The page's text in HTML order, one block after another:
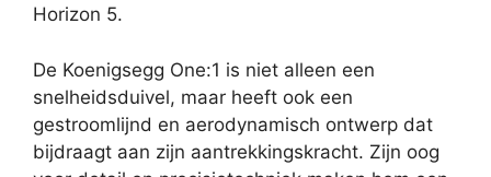
Horizon 5.
De Koenigsegg One:1 is niet alleen een
snelheidsduivel, maar heeft ook een
gestroomlijnd en aerodynamisch ontwerp dat
bijdraagt aan zijn aantrekkingskracht. Zijn oog